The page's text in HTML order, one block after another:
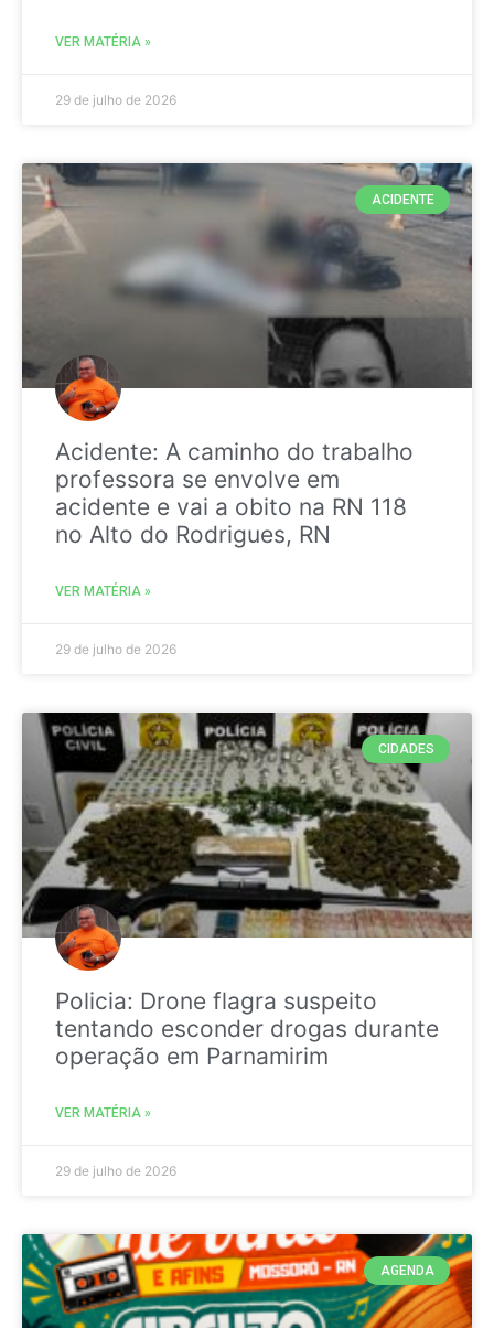
VER MATÉRIA »
29 de julho de 2026
ACIDENTE
Acidente: A caminho do trabalho
professora se envolve em
acidente e vai a obito na RN 118
no Alto do Rodrigues, RN
VER MATÉRIA »
29 de julho de 2026
CIDADES
Policia: Drone flagra suspeito
tentando esconder drogas durante
operação em Parnamirim
VER MATÉRIA »
29 de julho de 2026
AGENDA